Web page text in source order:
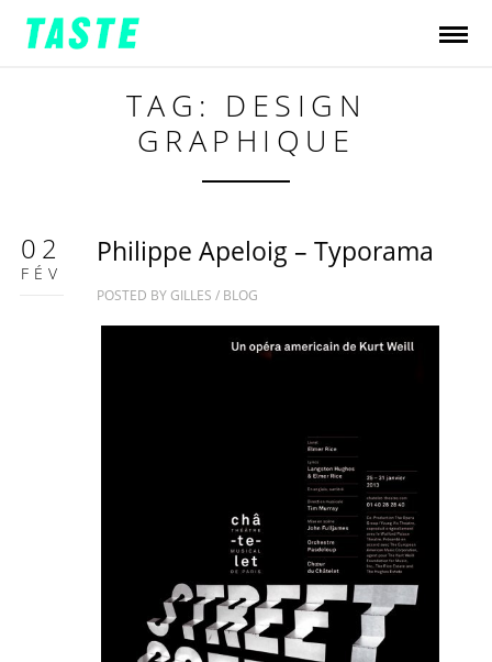
TAG: DESIGN
GRAPHIQUE
02
FÉV
Philippe Apeloig – Typorama
POSTED BY GILLES / BLOG